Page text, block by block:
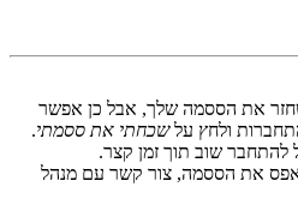
את הססמה שלך, אבל כן אפשר
ולחץ עלשכחתי את ססמתי.
להתחבר שוב תוך זמן קצר.
את הססמה, צור קשר עם מנהל